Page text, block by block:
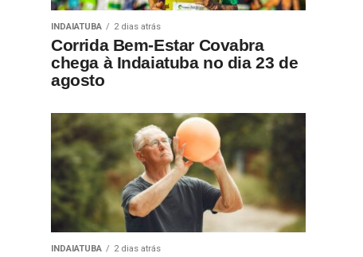
INDAIATUBA 2 dias atrás
Corrida Bem-Estar Covabra
chega à Indaiatuba no dia 23 de
agosto
INDAIATUBA 2 dias atrás